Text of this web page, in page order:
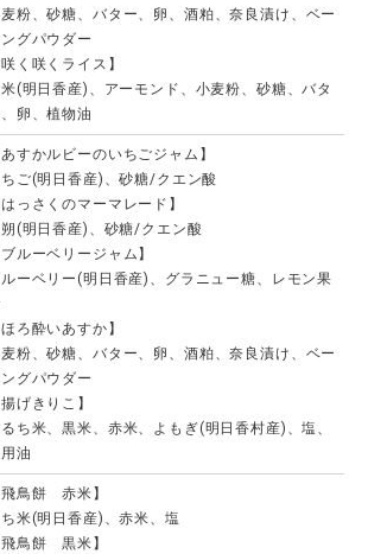
粉、砂糖、バター、卵、酒粕、奈良漬け、ベー
グパウダー
咲く咲くライス】
(明日香産)、アーモンド、小麦粉、砂糖、バタ
卵、植物油
あすかルビーのいちごジャム】
ご(明日香産)、砂糖/クエン酸
はっさくのマーマレード】
(明日香産)、砂糖/クエン酸
ブルーベリージャム】
ーベリー(明日香産)、グラニュー糖、レモン果
ほろ酔いあすか】
粉、砂糖、バター、卵、酒粕、奈良漬け、ベー
グパウダー
揚げきりこ】
るち米、黒米、赤米、よもぎ(明日香村産)、塩、
油
飛鳥餅 赤米】
ち米(明日香産)、赤米、塩
飛鳥餅 黒米】